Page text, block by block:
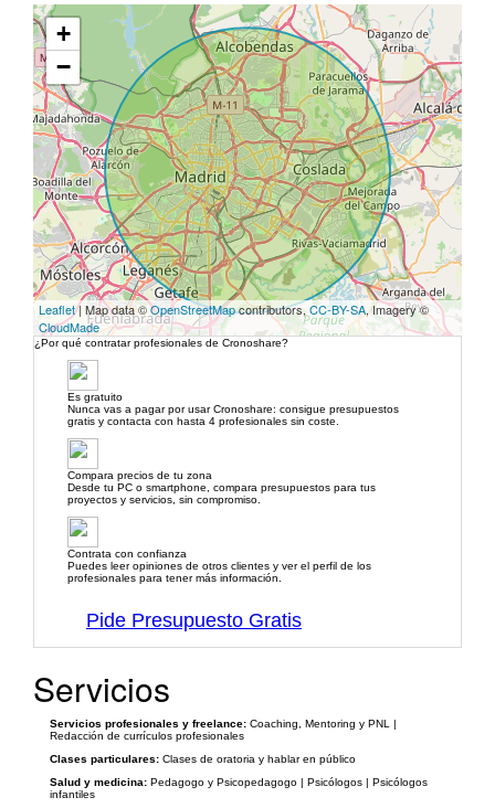
+
−
Leaflet| Map data ©OpenStreetMapcontributors, CC-BY-SA, Imagery ©
CloudMade
¿Por qué contratar profesionales de Cronoshare?
Es gratuito
Nunca vas a pagar por usar Cronoshare: consigue presupuestos
gratis y contacta con hasta 4 profesionales sin coste.
Compara precios de tu zona
Desde tu PC o smartphone, compara presupuestos para tus
proyectos y servicios, sin compromiso.
Contrata con confianza
Puedes leer opiniones de otros clientes y ver el perfil de los
profesionales para tener más información.
Pide Presupuesto Gratis
Servicios
Servicios profesionales y freelance: Coaching, Mentoring y PNL |
Redacción de currículos profesionales
Clases particulares: Clases de oratoria y hablar en público
Salud y medicina: Pedagogo y Psicopedagogo | Psicólogos | Psicólogos
infantiles